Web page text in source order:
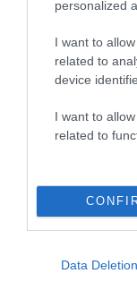
personalized
I want to
related to
device
I want to
related to
Data Deletion
A Jooble
állásajánlatok,
aggregálja a
kapsz a helyi
kell minden
áttekintéséhez.
naprakész
napi használatát
a lehetőségeket
viszonylag szűk,
ezért a gyors